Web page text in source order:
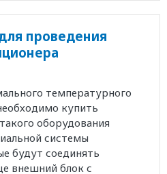
проведения
температурного
купить
оборудования
системы
будут соединять
внешний блок с